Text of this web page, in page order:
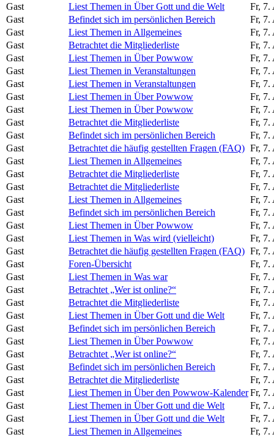
Gast
Liest Themen in Über Gott und die Welt
Fr, 7.
Gast
Befindet sich im persönlichen Bereich
Fr, 7.
Gast
Liest Themen in Allgemeines
Fr, 7.
Gast
Betrachtet die Mitgliederliste
Fr, 7.
Gast
Liest Themen in Über Powwow
Fr, 7.
Gast
Liest Themen in Veranstaltungen
Fr, 7.
Gast
Liest Themen in Veranstaltungen
Fr, 7.
Gast
Liest Themen in Über Powwow
Fr, 7.
Gast
Liest Themen in Über Powwow
Fr, 7.
Gast
Betrachtet die Mitgliederliste
Fr, 7.
Gast
Befindet sich im persönlichen Bereich
Fr, 7.
Gast
Betrachtet die häufig gestellten Fragen (FAQ) Fr, 7.
Gast
Liest Themen in Allgemeines
Fr, 7.
Gast
Betrachtet die Mitgliederliste
Fr, 7.
Gast
Betrachtet die Mitgliederliste
Fr, 7.
Gast
Liest Themen in Allgemeines
Fr, 7.
Gast
Befindet sich im persönlichen Bereich
Fr, 7.
Gast
Liest Themen in Über Powwow
Fr, 7.
Gast
Liest Themen in Was wird (vielleicht)
Fr, 7.
Gast
Betrachtet die häufig gestellten Fragen (FAQ) Fr, 7.
Gast
Foren-Übersicht
Fr, 7.
Gast
Liest Themen in Was war
Fr, 7.
Gast
Betrachtet „Wer ist online?“
Fr, 7.
Gast
Betrachtet die Mitgliederliste
Fr, 7.
Gast
Liest Themen in Über Gott und die Welt
Fr, 7.
Gast
Befindet sich im persönlichen Bereich
Fr, 7.
Gast
Liest Themen in Über Powwow
Fr, 7.
Gast
Betrachtet „Wer ist online?“
Fr, 7.
Gast
Befindet sich im persönlichen Bereich
Fr, 7.
Gast
Betrachtet die Mitgliederliste
Fr, 7.
Gast
Liest Themen in Über den Powwow-KalenderFr, 7.
Gast
Liest Themen in Über Gott und die Welt
Fr, 7.
Gast
Liest Themen in Über Gott und die Welt
Fr, 7.
Gast
Liest Themen in Allgemeines
Fr, 7.